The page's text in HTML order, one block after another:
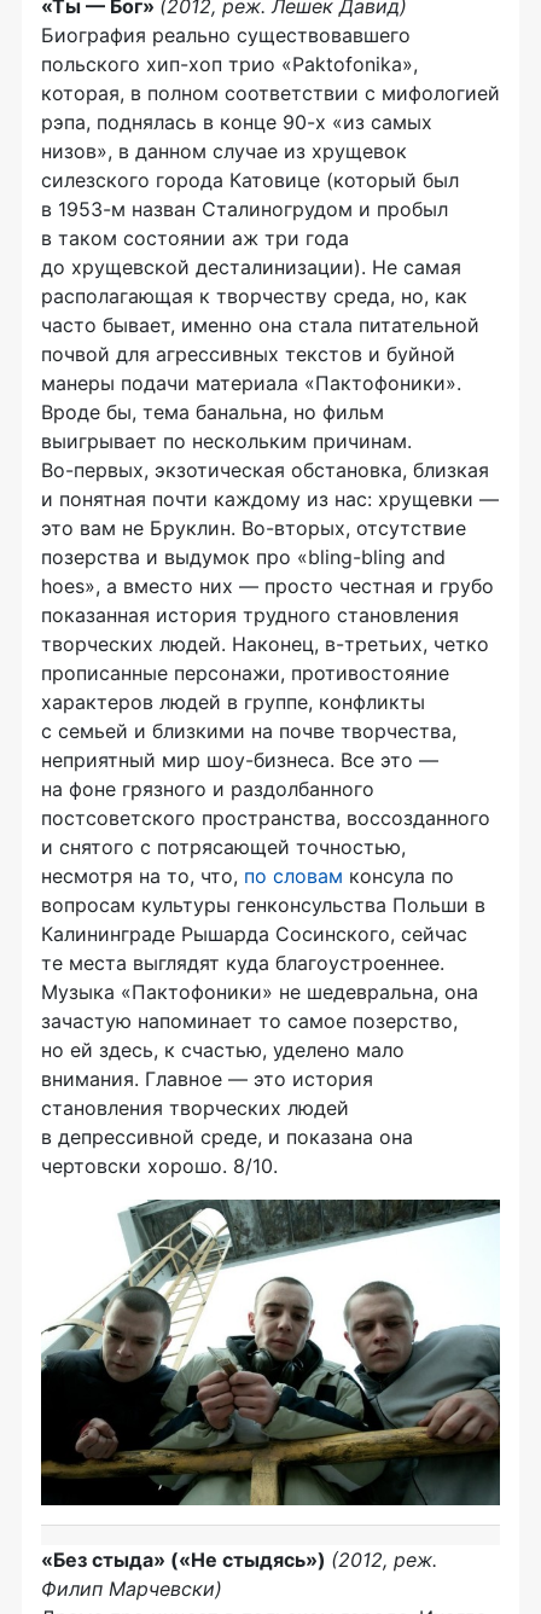
«Ты — Бог» (2012, реж. Лешек Давид)
Биография реально существовавшего
польского хип-хоп трио «Paktofonika»,
которая, в полном соответствии с мифологией
рэпа, поднялась в конце 90-х «из самых
низов», в данном случае из хрущевок
силезского города Катовице (который был
в 1953-м назван Сталиногрудом и пробыл
в таком состоянии аж три года
до хрущевской десталинизации). Не самая
располагающая к творчеству среда, но, как
часто бывает, именно она стала питательной
почвой для агрессивных текстов и буйной
манеры подачи материала «Пактофоники».
Вроде бы, тема банальна, но фильм
выигрывает по нескольким причинам.
Во-первых, экзотическая обстановка, близкая
и понятная почти каждому из нас: хрущевки —
это вам не Бруклин. Во-вторых, отсутствие
позерства и выдумок про «bling-bling and
hoes», а вместо них — просто честная и грубо
показанная история трудного становления
творческих людей. Наконец, в-третьих, четко
прописанные персонажи, противостояние
характеров людей в группе, конфликты
с семьей и близкими на почве творчества,
неприятный мир шоу-бизнеса. Все это —
на фоне грязного и раздолбанного
постсоветского пространства, воссозданного
и снятого с потрясающей точностью,
несмотря на то, что, по словам консула по
вопросам культуры генконсульства Польши в
Калининграде Рышарда Сосинского, сейчас
те места выглядят куда благоустроеннее.
Музыка «Пактофоники» не шедевральна, она
зачастую напоминает то самое позерство,
но ей здесь, к счастью, уделено мало
внимания. Главное — это история
становления творческих людей
в депрессивной среде, и показана она
чертовски хорошо. 8/10.
«Без стыда» («Не стыдясь») (2012, реж.
Филип Марчевски)